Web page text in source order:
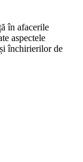
în afacerile
aspectele
închirierilor de